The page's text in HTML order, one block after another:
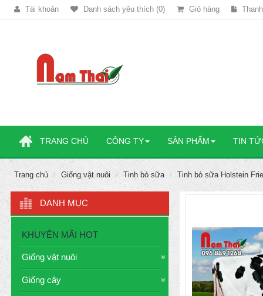
Tài khoản Danh sách yêu thích (0) Giỏ hàng
TRANG CHỦ CÔNG TY SẢN PHẨM TIN
Trang chủ Giống vật nuôi Tinh bò sữa Tinh bò sữa Holstein
DANH MỤC
KHUYẾN MÃI HOT
Giống vật nuôi
Giống cây